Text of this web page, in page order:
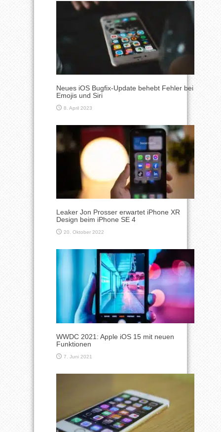
Neues iOS Bugfix-Update behebt Fehler bei
Emojis und Siri
8. April 2023
Leaker Jon Prosser erwartet iPhone XR
Design beim iPhone SE 4
20. Oktober 2022
WWDC 2021: Apple iOS 15 mit neuen
Funktionen
7. Juni 2021